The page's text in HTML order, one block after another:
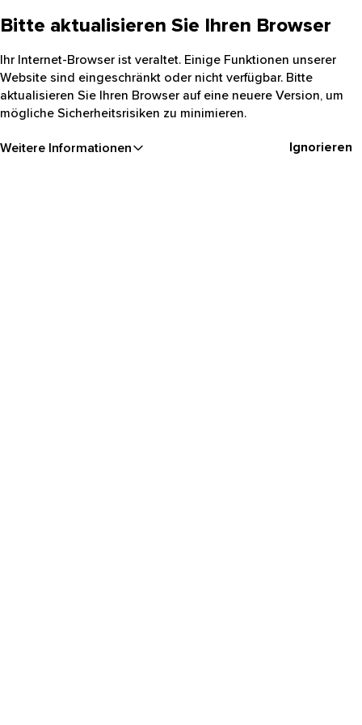
Bitte aktualisieren Sie Ihren Browser
Ihr Internet-Browser ist veraltet. Einige Funktionen unserer
Website sind eingeschränkt oder nicht verfügbar. Bitte
aktualisieren Sie Ihren Browser auf eine neuere Version, um
mögliche Sicherheitsrisiken zu minimieren.
Weitere Informationen Ignorieren